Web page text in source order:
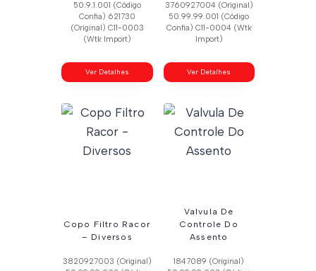
50.9.1.001 (Código
Confia) 621730
(Original) C11-0003
(Wtk Import)
Ver Detalhes
3760927004 (Original)
50.99.99.001 (Código
Confia) C11-0004 (Wtk
Import)
Ver Detalhes
Copo Filtro Racor
– Diversos
3820927003 (Original)
Valvula De
Controle Do
Assento
1847089 (Original)